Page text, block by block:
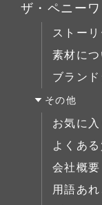
ミラ
サイ
展示中
ブッ
デスク
ベッド
ミラ
サイド
展示中
ザ・ペニー
ストーリ
素材につ
ブラン
その他
お気に入
よくある
会社概要
用語あ